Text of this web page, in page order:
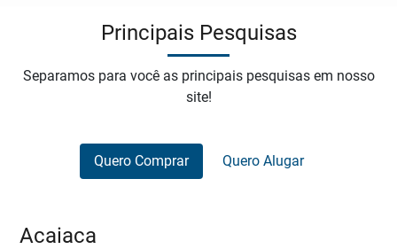
Principais Pesquisas
Separamos para você as principais pesquisas em nosso
site!
Quero Comprar Quero Alugar
Acaiaca